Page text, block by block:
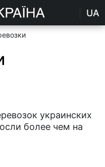
UA
украинских
более чем на